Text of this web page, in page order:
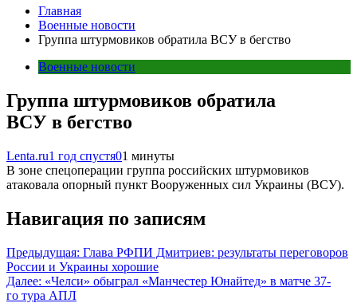
Главная
Военные новости
Группа штурмовиков обратила ВСУ в бегство
Военные новости
Группа штурмовиков обратила
ВСУ в бегство
Lenta.ru1 год спустя01 минуты
В зоне спецоперации группа российских штурмовиков
атаковала опорный пункт Вооруженных сил Украины (ВСУ).
Навигация по записям
Предыдущая: Глава РФПИ Дмитриев: результаты переговоров
России и Украины хорошие
Далее: «Челси» обыграл «Манчестер Юнайтед» в матче 37-
го тура АПЛ